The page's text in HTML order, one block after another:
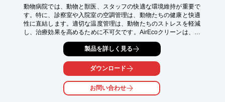
動物病院では、動物と獣医、スタッフの快適な環境維持が重要で
す。特に、診察室や入院室の空調管理は、動物たちの健康と快適
性に直結します。適切な温度管理は、動物たちのストレスを軽減
し、治療効果を高めるために不可欠です。AirEcoクリーンは、エ
アコンの消費電力を削減し、快適な環境を維持することで、動物
病院の運営をサポートします。
【活用シーン】
製品を詳しく見る
ダウンロード
お問い合わせ